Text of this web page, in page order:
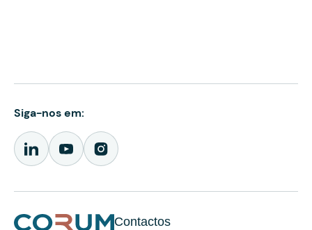
Siga-nos em:
Contactos